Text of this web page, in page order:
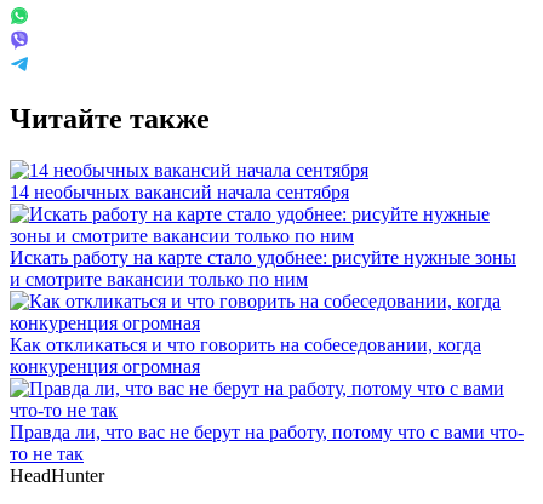
Читайте также
14 необычных вакансий начала сентября
Искать работу на карте стало удобнее: рисуйте нужные зоны
и смотрите вакансии только по ним
Как откликаться и что говорить на собеседовании, когда
конкуренция огромная
Правда ли, что вас не берут на работу, потому что с вами что-
то не так
HeadHunter